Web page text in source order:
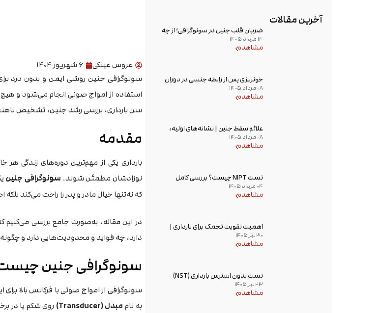
آخرین مقالات
ضربان قلب جنین در سونوگرافی؛ از چه
هفته‌ای دیده می‌شود؟
۱۴ مرداد ۱۴۰۵
مشاهده
خونریزی پس از رابطه جنسی در دوران
بارداری؛ علت و زمان مراجعه به پزشک
۰۸ مرداد ۱۴۰۵
مشاهده
علائم سقط جنین | نشانه‌های اولیه،
علت خونریزی، عوامل خطر و زمان
مراجعه به پزشک
۰۸ مرداد ۱۴۰۵
مشاهده
تست NIPT چیست؟ بررسی کامل
غربالگری غیر تهاجمی پیش از تولد،
زمان انجام و تفسیر جواب
۰۴ مرداد ۱۴۰۵
مشاهده
اهمیت تقویت تخمک برای بارداری |
راهکارهای افزایش کیفیت تخمک و
شانس باروری
۳۰ تیر ۱۴۰۵
مشاهده
تست بدون استرس بارداری (NST)
چیست؟ زمان انجام و تفسیر نتیجه
۲۳ تیر ۱۴۰۵
مشاهده
عروس عینکی
۶ شهریور ۱۴۰۴
سونوگرافی جنین روشی ایمن و بدون درد
استفاده از امواج صوتی انجام می‌شود و
سن بارداری، بررسی رشد جنین، تشخیص
مقدمه
بارداری یکی از مهم‌ترین دوره‌های زندگی
نوزادشان مطمئن شوند. سونوگرافی جنین
که نه‌تنها خیال مادر و پدر را راحت می‌کند
در این مقاله، به‌صورت جامع بررسی
دارد، چه فواید و محدودیت‌هایی دارد و
سونوگرافی جنین
سونوگرافی از امواج صوتی با فرکانس بالا
به نام مبدل (Transducer)
روی شکم یا در